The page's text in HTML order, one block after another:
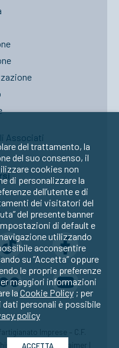
Associati
Imprese – C.F.
|Disclaimer
del trattamento, la
del suo consenso, il
cookies non
di personalizzare la
dell’utente e di
dei visitatori del
del presente banner
di default e
utilizzando
acconsentire
su “Accetta” oppure
le proprie preferenze
maggiori informazioni
la Cookie Policy; per
personali è possibile
policy
ACCETTA